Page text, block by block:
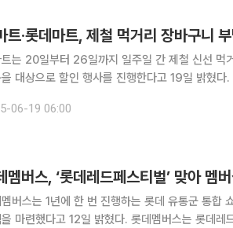
트·롯데마트, 제철 먹거리 장바구니
트는 20일부터 26일까지 일주일 간 제철 신선 먹
상으로 할인 행사를 진행한다고 19일 밝혔다. 우선 제철 과일로 천도와 백도의 각기 다른
라 골라 저렴하게 즐길 수 있도록 했다. 한우는
06-19 06:00
멤버스, ‘롯데레드페스티벌’ 맞아 멤
버스는 1년에 한 번 진행하는 롯데 유통군 통합
고 12일 밝혔다. 롯데멤버스는 롯데레드페스티벌 기간 동안 통합 멤버십 엘포인트